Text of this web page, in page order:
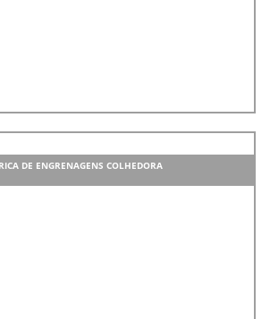
DE ENGRENAGENS COLHEDORA